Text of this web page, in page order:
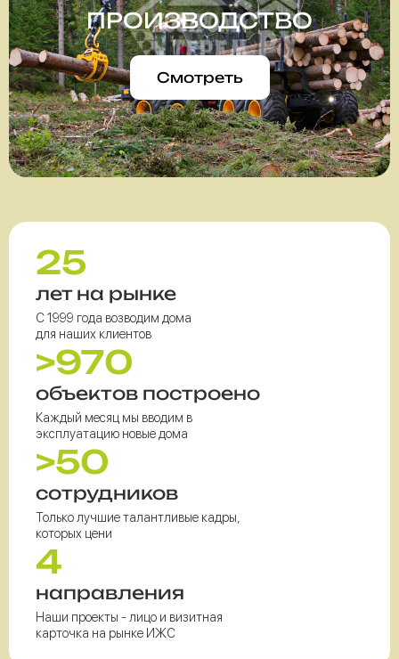
ПРОИЗВОДСТВО
Смотреть
25
лет на рынке
С 1999 года возводим дома
для наших клиентов
>970
объектов построено
Каждый месяц мы вводим в
эксплуатацию новые дома
>50
сотрудников
Только лучшие талантливые кадры,
которых цени
4
направления
Наши проекты - лицо и визитная
карточка на рынке ИЖС